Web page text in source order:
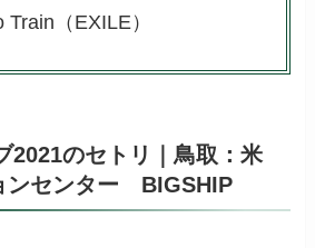
（EXILE）
2021のセトリ｜鳥取：米
ンセンター BIGSHIP